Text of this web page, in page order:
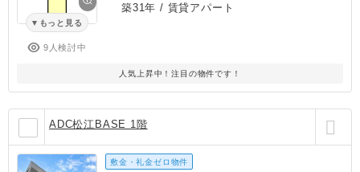
もっと見る
9人検討中
築31年 / 賃貸アパート
人気上昇中！注目の物件です！
ADC松江BASE 1階
敷金・礼金ゼロ物件